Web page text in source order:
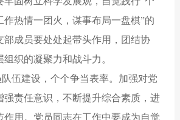
作热情一团火，谋事布局一盘棋”的
部成员要处处起带头作用，团结协
织的凝聚力和战斗力。
伍建设，个个争当表率。加强对党
强责任意识，不断提升综合素质，进
作用。党员同志在工作中要成为自觉